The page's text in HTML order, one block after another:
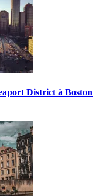
District à Boston